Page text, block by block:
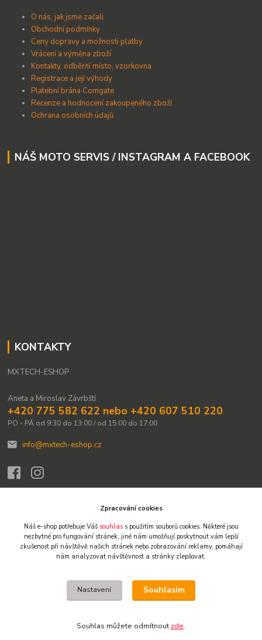
O nás, jak jsme začali
Obchodní podmínky
Ceny dopravy a možnosti platby
Vrácení a výměna zboží
Kontakty, odběrní místo, vzorkovna
Registrace a její výhody
Platební brána Comgate
Recenze a hodnocení zakoupeného zboží
Ochrana osobních údajů
NÁŠ MOTO SERVIS / INSTAGRAM A FACEBOOK
KONTAKTY
MXTECH-ESHOP
Aneta a Miroslav Závrbští
+420 775 582 622 nebo +420 607 510 220
PO - PÁ od 9:30 do 13:00 / od 15:00 do 17:00
info@mxtech-eshop.cz
Upravit sběr cookies.
© 2009-2026 Všechna práva vyhrazena. Obsah těchto webových stránek je
přebírat, kopírovat, reprodukovat ani dále šířit jinými kanály. Výjimkou je tisk
pro osobní potřebu a stručné citace či náhledy na sociálních sítích s
souhlas. Vlastníkem a provozovatelem webu je Miroslav Závrbský.
Zpracování cookies
Náš e-shop potřebuje Váš souhlass použitím souborů cookies. Některé jsou
nezbytné pro fungování stránek, jiné nám umožňují poskytnout vám lepší
zkušenost při návštěvě našich stránek nebo zobrazování reklamy, pomáhají
nám analyzovat návštěvnost a stránky zlepšovat.
Nastavení Souhlasím
Souhlas můžete odmítnout zde.